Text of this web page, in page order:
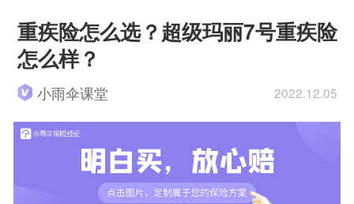
重疾险怎么选？超级玛丽7号重疾险
怎么样？
小雨伞课堂 2022.12.05